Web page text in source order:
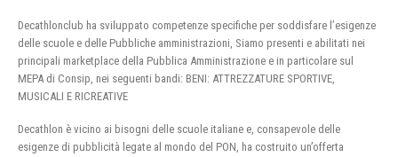
Decathlonclub ha sviluppato competenze specifiche per soddisfare l’esigenze
delle scuole e delle Pubbliche amministrazioni, Siamo presenti e abilitati nei
principali marketplace della Pubblica Amministrazione e in particolare sul
MEPA di Consip, nei seguenti bandi: BENI: ATTREZZATURE SPORTIVE,
MUSICALI E RICREATIVE
Decathlon è vicino ai bisogni delle scuole italiane e, consapevole delle
esigenze di pubblicità legate al mondo del PON, ha costruito un’offerta